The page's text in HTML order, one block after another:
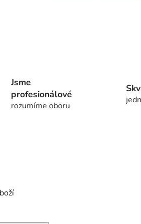
Jsme
profesionálové
rozumíme oboru